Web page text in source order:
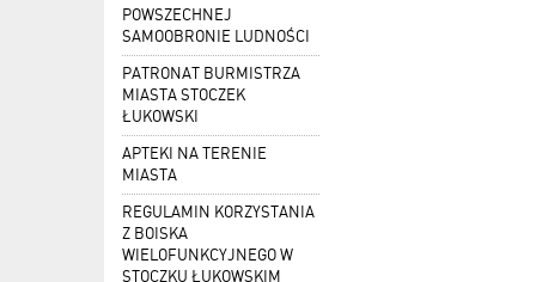
POWSZECHNEJ
SAMOOBRONIE LUDNOŚCI
PATRONAT BURMISTRZA
MIASTA STOCZEK
ŁUKOWSKI
APTEKI NA TERENIE
MIASTA
REGULAMIN KORZYSTANIA
Z BOISKA
WIELOFUNKCYJNEGO W
STOCZKU ŁUKOWSKIM